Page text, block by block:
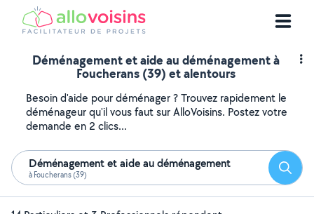
Déménagement et aide au déménagement à
Foucherans (39) et alentours
Besoin d'aide pour déménager ? Trouvez rapidement le
déménageur qu'il vous faut sur AlloVoisins. Postez votre
demande en 2 clics...
Déménagement et aide au déménagement
à Foucherans (39)